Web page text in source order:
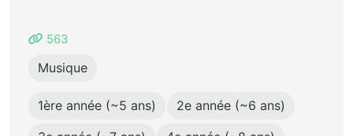
563
Musique
1ère année (~5 ans)
2e année (~6 ans)